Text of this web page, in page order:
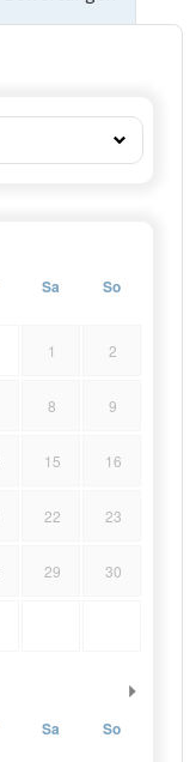
Sa So
1 2
8 9
15 16
22 23
29 30
Sa So